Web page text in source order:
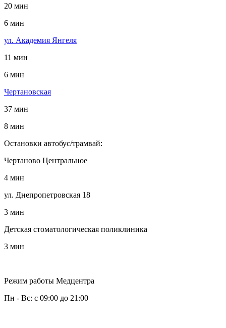
20 мин
6 мин
ул. Академия Янгеля
11 мин
6 мин
Чертановская
37 мин
8 мин
Остановки автобус/трамвай:
Чертаново Центральное
4 мин
ул. Днепропетровская 18
3 мин
Детская стоматологическая поликлиника
3 мин
Режим работы Медцентра
Пн - Вс: с 09:00 до 21:00